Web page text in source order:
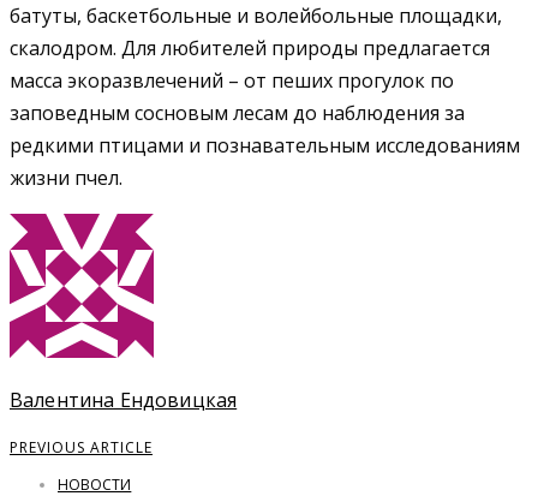
батуты, баскетбольные и волейбольные площадки,
скалодром. Для любителей природы предлагается
масса экоразвлечений – от пеших прогулок по
заповедным сосновым лесам до наблюдения за
редкими птицами и познавательным исследованиям
жизни пчел.
Валентина Ендовицкая
PREVIOUS ARTICLE
НОВОСТИ